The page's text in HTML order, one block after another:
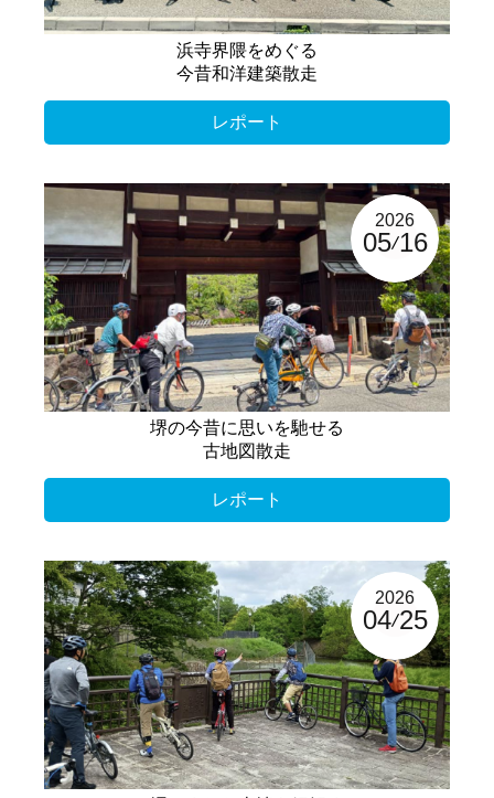
浜寺界隈をめぐる
今昔和洋建築散走
レポート
2026
05 16
堺の今昔に思いを馳せる
古地図散走
レポート
2026
04 25